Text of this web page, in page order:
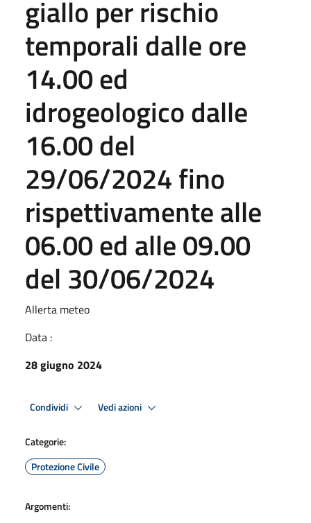
giallo per rischio
temporali dalle ore
14.00 ed
idrogeologico dalle
16.00 del
29/06/2024 fino
rispettivamente alle
06.00 ed alle 09.00
del 30/06/2024
Allerta meteo
Data :
28 giugno 2024
Condividi Vedi azioni
Categorie:
Protezione Civile
Argomenti: